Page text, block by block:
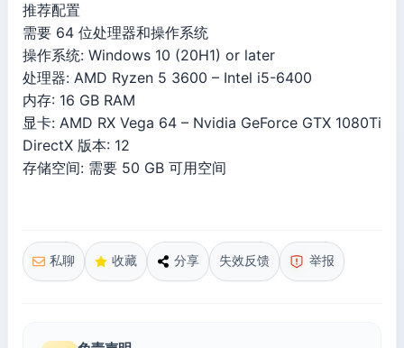
推荐配置
需要 64 位处理器和操作系统
操作系统: Windows 10 (20H1) or later
处理器: AMD Ryzen 5 3600 – Intel i5-6400
内存: 16 GB RAM
显卡: AMD RX Vega 64 – Nvidia GeForce GTX 1080Ti
DirectX 版本: 12
存储空间: 需要 50 GB 可用空间
私聊 收藏 分享 失效反馈 举报